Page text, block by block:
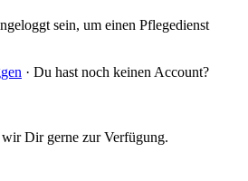
sein, um einen Pflegedienst
· Du hast noch keinen Account?
Dir gerne zur Verfügung.